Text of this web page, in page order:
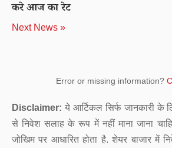
करे आज का रेट
Next News »
Error or missing information?
Disclaimer: ये आर्टिकल सिर्फ जानकारी के
से निवेश सलाह के रूप में नहीं माना जाना
जोखिम पर आधारित होता है. शेयर बाजार